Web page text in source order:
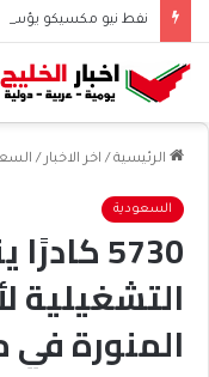
نفط نيو مكسيكو يؤسس صندوق 75 مليار دولار
الرئيسية / اخر الاخبار /
السعودية
5730
التشغيلية
المنورة